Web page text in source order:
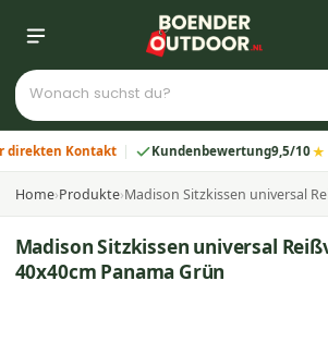
Kontakt Kundenbewertung9,5/10
Home›Produkte›Madison Sitzkissen universal
Madison Sitzkissen universal
40x40cm Panama Grün